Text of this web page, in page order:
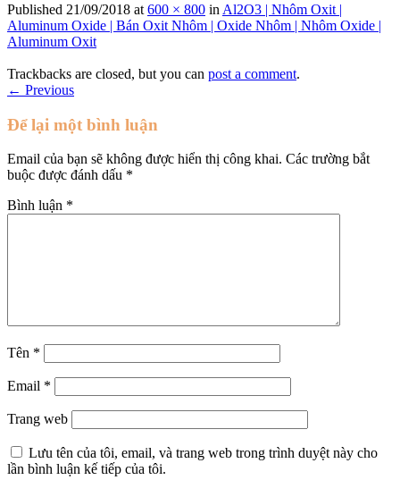
Published 21/09/2018 at 600 × 800 in Al2O3 | Nhôm Oxit |
Aluminum Oxide | Bán Oxit Nhôm | Oxide Nhôm | Nhôm Oxide |
Aluminum Oxit
Trackbacks are closed, but you can post a comment.
← Previous
Để lại một bình luận
Email của bạn sẽ không được hiển thị công khai. Các trường bắt
buộc được đánh dấu *
Bình luận *
Tên *
Email *
Trang web
Lưu tên của tôi, email, và trang web trong trình duyệt này cho
lần bình luận kế tiếp của tôi.